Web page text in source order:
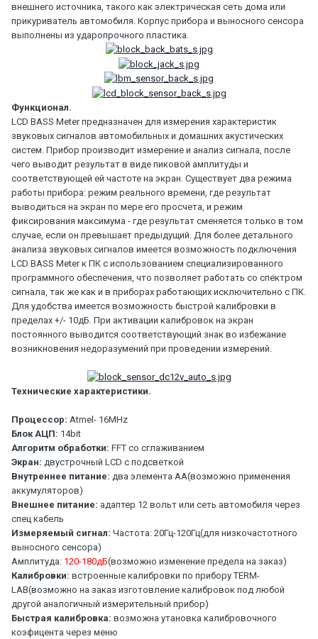
внешнего источника, такого как электрическая сеть дома или
прикуриватель автомобиля. Корпус прибора и выносного сенсора
выполнены из ударопрочного пластика.
Функционал.
LCD BASS Meter предназначен для измерения характеристик
звуковых сигналов автомобильных и домашних акустических
систем. Прибор производит измерение и анализ сигнала, после
чего выводит результат в виде пиковой амплитуды и
соответствующей ей частоте на экран. Существует два режима
работы прибора: режим реального времени, где результат
выводиться на экран по мере его просчета, и режим
фиксирования максимума - где результат сменяется только в том
случае, если он превышает предыдущий. Для более детального
анализа звуковых сигналов имеется возможность подключения
LCD BASS Meter к ПК с использованием специализированного
программного обеспечения, что позволяет работать со спектром
сигнала, так же как и в приборах работающих исключительно с ПК.
Для удобства имеется возможность быстрой калибровки в
пределах +/- 10дБ. При активации калибровок на экран
постоянного выводится соответствующий знак во избежание
возникновения недоразумений при проведении измерений.
Технические характеристики.
Процессор: Atmel- 16MHz
Блок АЦП: 14bit
Алгоритм обработки: FFT со сглаживанием
Экран: двустрочный LCD с подсветкой
Внутреннее питание: два элемента АА(возможно применения
аккумуляторов)
Внешнее питание: адаптер 12 вольт или сеть автомобиля через
спец кабель
Измеряемый сигнал: Частота: 20Гц-120Гц(для низкочастотного
выносного сенсора)
Амплитуда: 120-180дБ(возможно изменение предела на заказ)
Калибровки: встроенные калибровки по прибору TERM-
LAB(возможно на заказ изготовление калибровок под любой
другой аналогичный измерительный прибор)
Быстрая калибровка: возможна утановка калибровочного
коэфицента через меню